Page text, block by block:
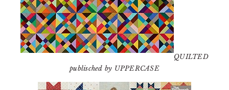
QUILTED
publisched by UPPERCASE